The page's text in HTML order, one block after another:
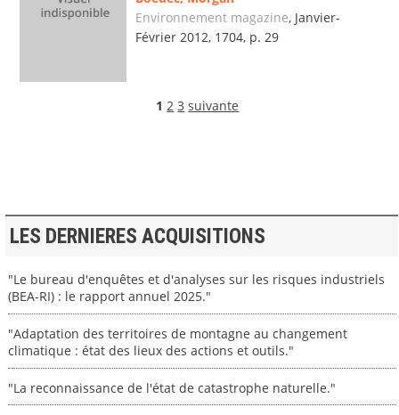
Environnement magazine, Janvier-
Février 2012, 1704, p. 29
1 2 3 suivante
LES DERNIERES ACQUISITIONS
"Le bureau d'enquêtes et d'analyses sur les risques industriels
(BEA-RI) : le rapport annuel 2025."
"Adaptation des territoires de montagne au changement
climatique : état des lieux des actions et outils."
"La reconnaissance de l'état de catastrophe naturelle."